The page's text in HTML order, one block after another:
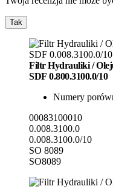
Tak
FiltrHydrauliki /
SDF0.800.3100.0/10
Numery
00083100010
0.008.3100.0
0.008.3100.0/10
SO 8089
SO8089